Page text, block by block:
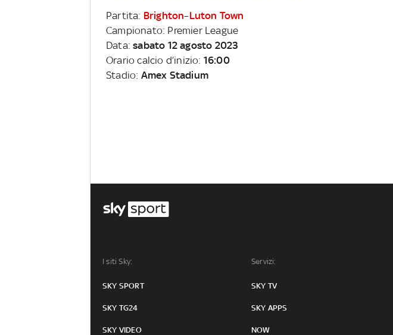
Partita: Brighton–Luton Town
Campionato: Premier League
Data:sabato 12 agosto 2023
Orario calcio d’inizio: 16:00
Stadio: Amex Stadium
I siti Sky:
SKY SPORT
SKY TG24
SKY VIDEO
Servizi:
SKY TV
SKY APPS
NOW